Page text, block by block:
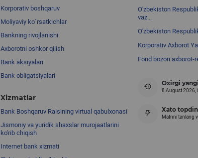
Korporativ boshqaruv
Moliyaviy ko`rsatkichlar
Bankning rivojlanishi
Axborotni oshkor qilish
Bank aksiyalari
Bank obligatsiyalari
Xizmatlar
Bank Boshqaruv Raisining virtual qabulxonasi
Jismoniy va yuridik shaxslar murojaatlarini
ko'rib chiqish
Internet bank xizmati
O'zbekiston
vaz...
O'zbekiston
Korporativ Axborot
Fond bozori axborot-
Oxirgi
8 August 2026,
Xato
Matnni tanlang